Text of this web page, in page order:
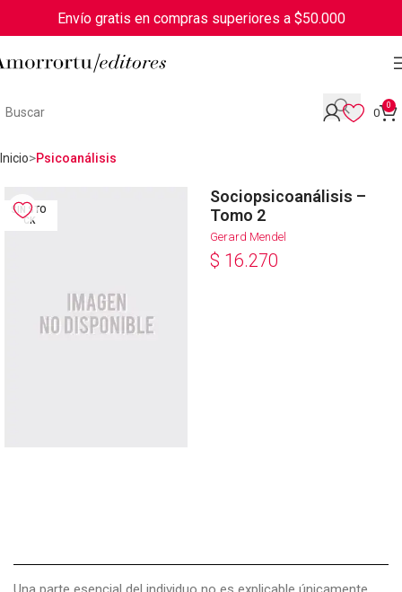
Envío gratis en compras superiores a $50.000
0
0
Inicio Psicoanálisis
SIN STO
CK
Sociopsicoanálisis –
Tomo 2
Gerard Mendel
$ 16.270